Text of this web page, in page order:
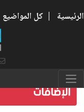
الرئيسية | كل المواضيع